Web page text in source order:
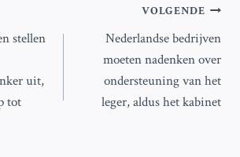
stellen
uit,
tot
VOLGENDE
Nederlandse bedrijven
moeten nadenken over
ondersteuning van het
leger, aldus het kabinet